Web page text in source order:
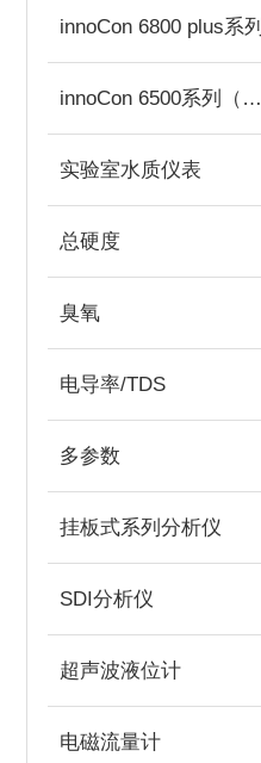
innoCon 6800 plus系列
innoCon 6500系列（已停产）
实验室水质仪表
总硬度
臭氧
电导率/TDS
多参数
挂板式系列分析仪
SDI分析仪
超声波液位计
电磁流量计